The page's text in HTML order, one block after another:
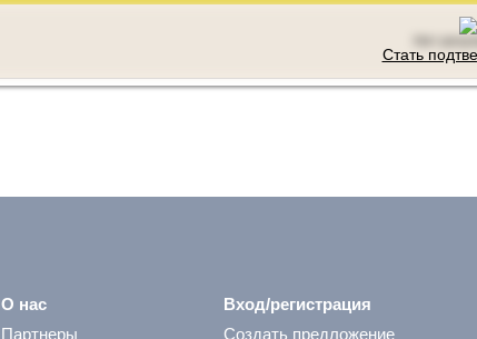
Стать
О нас
Партнеры
Вход/регистрация
Создать предложение